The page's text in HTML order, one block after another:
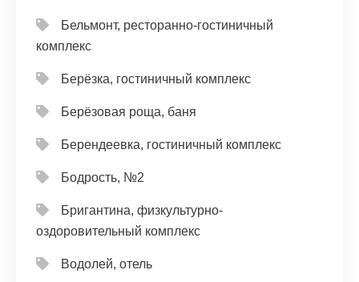
Бельмонт, ресторанно-гостиничный
комплекс
Берёзка, гостиничный комплекс
Берёзовая роща, баня
Берендеевка, гостиничный комплекс
Бодрость, №2
Бригантина, физкультурно-
оздоровительный комплекс
Водолей, отель